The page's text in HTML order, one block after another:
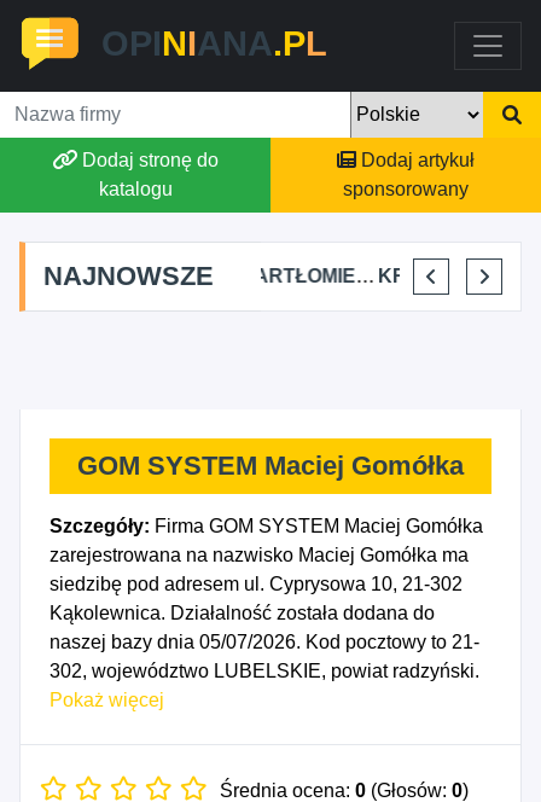
OPINIANA.PL
Dodaj stronę do
katalogu
Dodaj artykuł
sponsorowany
NAJNOWSZE
FJK-IT FILIP SZYMAŃSKI BARTŁOMIEJ DYLIK CLOUDY AFFAIRS INTERNATIONAL KRYSTIAN PISULA
GOM SYSTEM Maciej Gomółka
Szczegóły: Firma GOM SYSTEM Maciej Gomółka
zarejestrowana na nazwisko Maciej Gomółka ma
siedzibę pod adresem ul. Cyprysowa 10, 21-302
Kąkolewnica. Działalność została dodana do
naszej bazy dnia 05/07/2026. Kod pocztowy to 21-
302, województwo LUBELSKIE, powiat radzyński.
Numer Identyfikacji Podatkowej NIP to
545130031. Data rozpoczęcia działalności
Pokaż więcej
Średnia ocena: 0 (Głosów: 0)